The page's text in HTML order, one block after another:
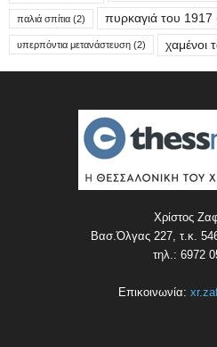
παλιά σπίτια (2) πυρκαγιά του 1917
υπερπόντια μετανάστευση (2) χαμένοι
Χρίστος
Βασ.Όλγας 227, τ.κ.
τηλ.: 6972
Επικοινωνία: